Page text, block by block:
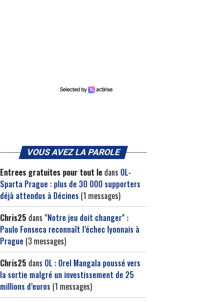
VOUS AVEZ LA PAROLE
Entrees gratuites pour tout le dans OL-
Sparta Prague : plus de 30 000 supporters
déjà attendus à Décines (1 messages)
Chris25 dans "Notre jeu doit changer" :
Paulo Fonseca reconnaît l’échec lyonnais à
Prague (3 messages)
Chris25 dans OL : Orel Mangala poussé vers
la sortie malgré un investissement de 25
millions d’euros (1 messages)